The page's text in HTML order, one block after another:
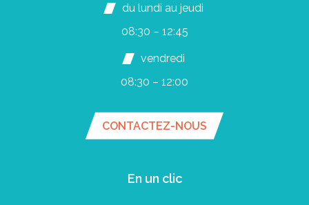
du lundi au jeudi
08:30 – 12:45
vendredi
08:30 – 12:00
CONTACTEZ-NOUS
En un clic